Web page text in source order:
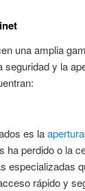
una amplia
y la
es la
ha perdido o la
especializadas
rápido y